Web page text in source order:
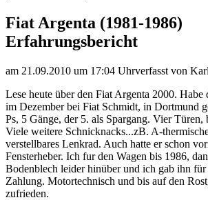
Fiat Argenta (1981-1986)
Erfahrungsbericht
am 21.09.2010 um 17:04 Uhrverfasst von
Lese heute über den Fiat Argenta 2000. Habe
im Dezember bei Fiat Schmidt, in Dortmund
Ps, 5 Gänge, der 5. als Spargang. Vier
Viele weitere Schnicknacks...zB. A-
verstellbares Lenkrad. Auch hatte er schon
Fensterheber. Ich fur den Wagen bis 1986,
Bodenblech leider hinüber und ich gab ihn
Zahlung. Motortechnisch und bis auf den
zufrieden.